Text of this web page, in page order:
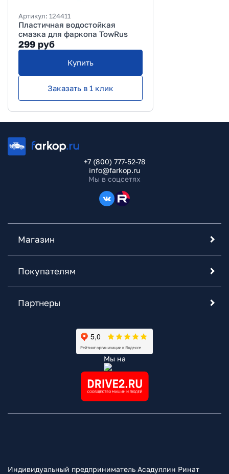
Артикул: 124411
Пластичная водостойкая
смазка для фаркопа TowRus
299 руб
Купить
Заказать в 1 клик
+7 (800) 777-52-78
info@farkop.ru
Мы в соцсетях
Магазин
Покупателям
Партнеры
Мы на
Индивидуальный предприниматель Асадуллин Ринат